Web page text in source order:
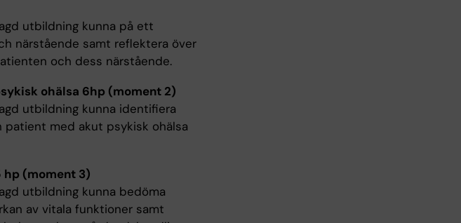
utbildning kunna på ett
närstående samt reflektera över
och dess närstående.
ohälsa 6hp (moment 2)
utbildning kunna identifiera
med akut psykisk ohälsa
hp (moment 3)
utbildning kunna bedöma
av vitala funktioner samt